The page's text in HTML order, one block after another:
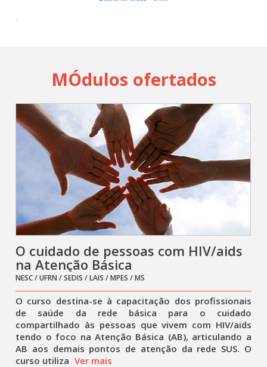
.
MÓdulos ofertados
O cuidado de pessoas com HIV/aids
na Atenção Básica
NESC / UFRN / SEDIS / LAIS / MPES / MS
O curso destina-se à capacitação dos profissionais
de saúde da rede básica para o cuidado
compartilhado às pessoas que vivem com HIV/aids
tendo o foco na Atenção Básica (AB), articulando a
AB aos demais pontos de atenção da rede SUS. O
curso utiliza Ver mais